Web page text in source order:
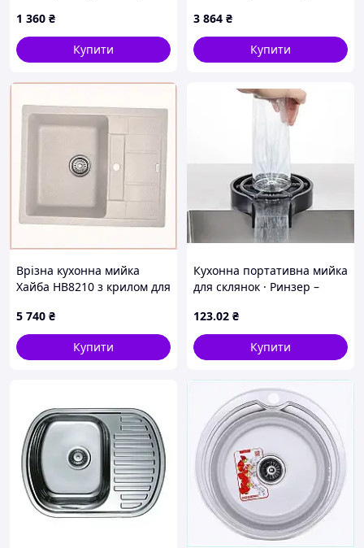
1 360 ₴
Купити
3 864 ₴
Купити
Врізна кухонна мийка
Хайба HB8210 з крилом для
5 740 ₴
Купити
Кухонна портативна мийка
для склянок · Ринзер –
кухлів, пляшок
123.02 ₴
Купити